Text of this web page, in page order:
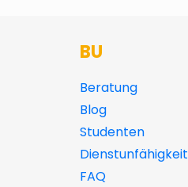
BU
Beratung
Blog
Studenten
Dienstunfähigkeit
FAQ